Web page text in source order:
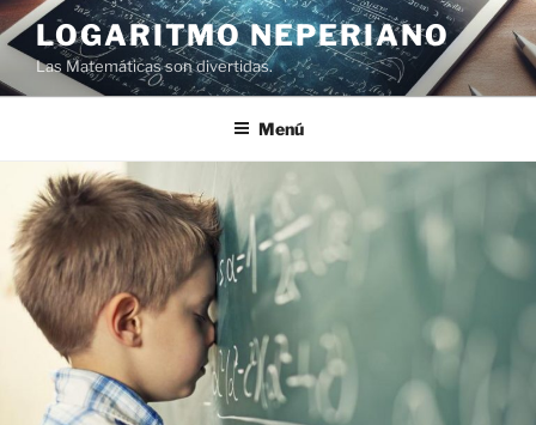
LOGARITMO NEPERIANO
Las Matemáticas son divertidas.
Menú